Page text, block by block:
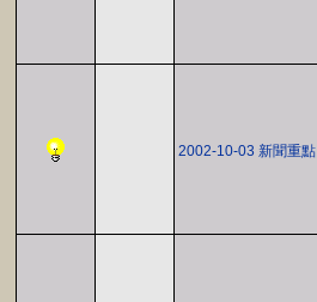
2002-10-03 新聞重點